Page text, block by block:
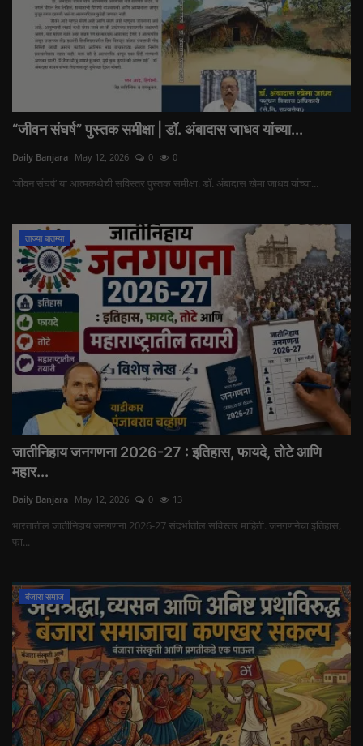
“जीवन संघर्ष” पुस्तक समीक्षा | डॉ. अंबादास जाधव यांच्या...
Daily Banjara May 12, 2026 0 0
‘जीवन संघर्ष’ या आत्मकथेची सविस्तर पुस्तक समीक्षा. डॉ. अंबादास खेमा जाधव यांच्या...
ताज्या बातम्या
जातीनिहाय जनगणना 2026-27 : इतिहास, फायदे, तोटे आणि
महार...
Daily Banjara May 12, 2026 0 13
भारतातील जातीनिहाय जनगणना 2026-27 संदर्भातील सविस्तर माहिती. जनगणनेचा इतिहास,
फा...
बंजारा समाज